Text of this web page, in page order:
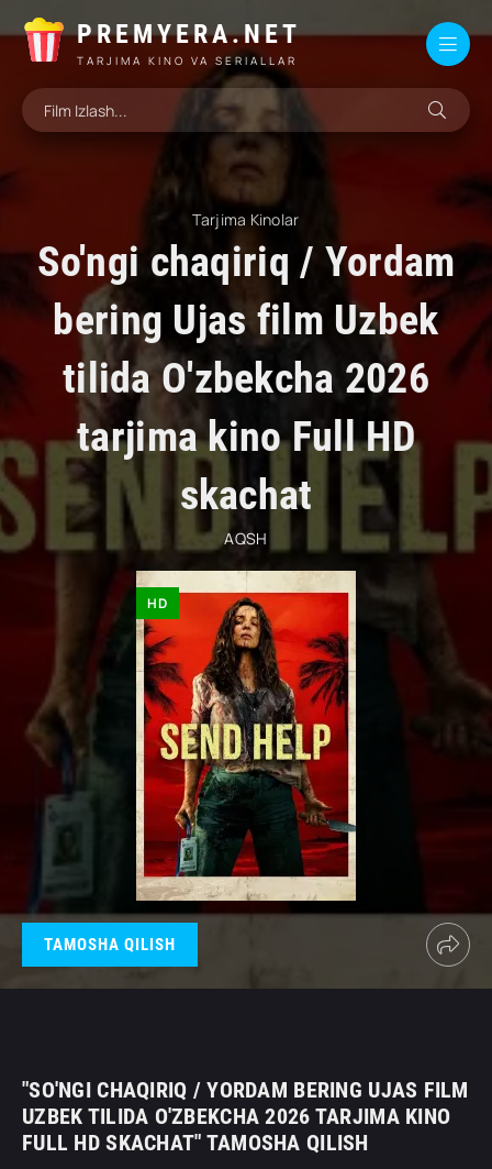
PREMYERA.NET
TARJIMA KINO VA SERIALLAR
Tarjima Kinolar
So'ngi chaqiriq / Yordam
bering Ujas film Uzbek
tilida O'zbekcha 2026
tarjima kino Full HD
skachat
AQSH
HD
TAMOSHA QILISH
"SO'NGI CHAQIRIQ / YORDAM BERING UJAS FILM
UZBEK TILIDA O'ZBEKCHA 2026 TARJIMA KINO
FULL HD SKACHAT" TAMOSHA QILISH